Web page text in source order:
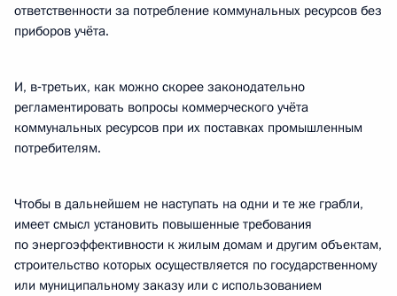
ответственности за потребление коммунальных ресурсов без
приборов учёта.
И, в‑третьих, как можно скорее законодательно
регламентировать вопросы коммерческого учёта
коммунальных ресурсов при их поставках промышленным
потребителям.
Чтобы в дальнейшем не наступать на одни и те же грабли,
имеет смысл установить повышенные требования
по энергоэффективности к жилым домам и другим объектам,
строительство которых осуществляется по государственному
или муниципальному заказу или с использованием